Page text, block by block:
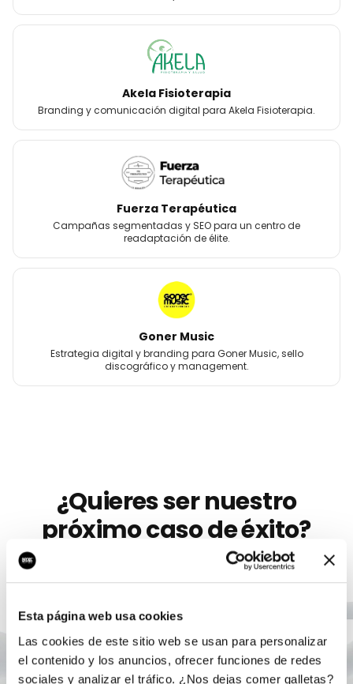
Esta página web usa cookies
Las cookies de este sitio web se usan para personalizar
el contenido y los anuncios, ofrecer funciones de redes
sociales y analizar el tráfico. ¿Nos dejas comer galletas?
Akela Fisioterapia
Branding y comunicación digital para Akela Fisioterapia.
Fuerza Terapéutica
Campañas segmentadas y SEO para un centro de
readaptación de élite.
Goner Music
Estrategia digital y branding para Goner Music, sello
discográfico y management.
¿Quieres ser nuestro
próximo caso de éxito?
Llevamos más de 10 años ayudando aartistas
como
Lica Malacriaa crecer con marketing digital serio. Sin
Agendar auditoría gratis